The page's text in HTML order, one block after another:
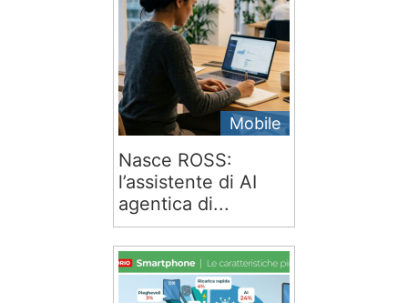
Mobile
Nasce ROSS:
l’assistente di AI
agentica di...